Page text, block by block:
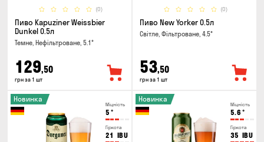
(0)
Пиво Kapuziner Weissbier
Dunkel 0.5л
Темне, Нефільтроване, 5.1°
129,50
грн за 1 шт
(0)
Пиво New Yorker 0.5л
Світле, Фільтроване, 4.5°
53,50
грн за 1 шт
Міцність
5 °
Гіркота
21 IBU
Новинка
Міцність
5.6 °
Гіркота
35 IBU
Новинка